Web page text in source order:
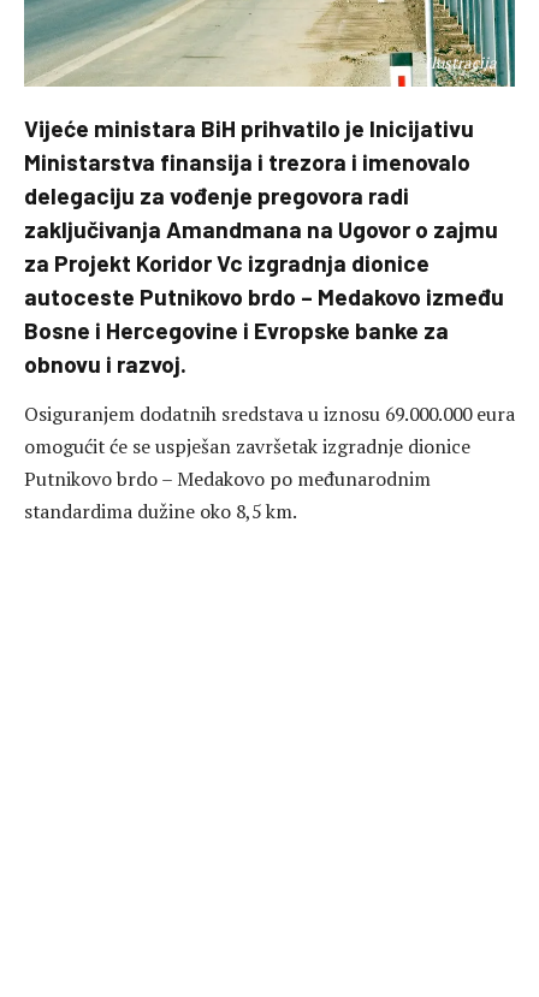
Ilustracija
Vijeće ministara BiH prihvatilo je Inicijativu
Ministarstva finansija i trezora i imenovalo
delegaciju za vođenje pregovora radi
zaključivanja Amandmana na Ugovor o zajmu
za Projekt Koridor Vc izgradnja dionice
autoceste Putnikovo brdo – Medakovo između
Bosne i Hercegovine i Evropske banke za
obnovu i razvoj.
Osiguranjem dodatnih sredstava u iznosu 69.000.000 eura
omogućit će se uspješan završetak izgradnje dionice
Putnikovo brdo – Medakovo po međunarodnim
standardima dužine oko 8,5 km.